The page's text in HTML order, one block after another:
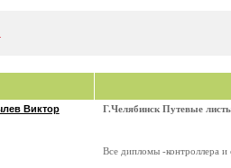
Виктор Г.Челябинск Путевые
Все дипломы -контроллера и